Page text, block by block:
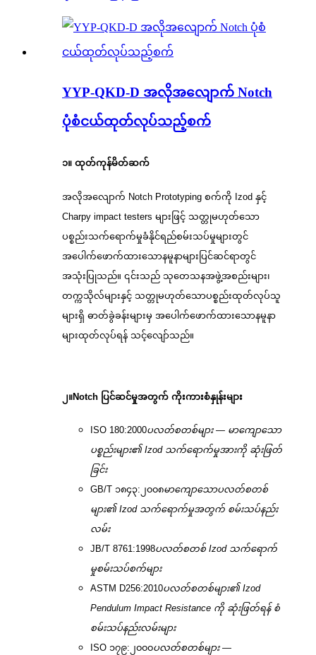
YYP-QKD-D အလိုအလျောက် Notch
ပုံစံငယ်ထုတ်လုပ်သည့်စက်
၁။ ထုတ်ကုန်မိတ်ဆက်
အလိုအလျောက် Notch Prototyping စက်ကို Izod နှင့်
Charpy impact testers များဖြင့် သတ္တုမဟုတ်သော
ပစ္စည်းသက်ရောက်မှုခံနိုင်ရည်စမ်းသပ်မှုများတွင်
အပေါက်ဖောက်ထားသောနမူနာများပြင်ဆင်ရာတွင်
အသုံးပြုသည်။ ၎င်းသည် သုတေသနအဖွဲ့အစည်းများ၊
တက္ကသိုလ်များနှင့် သတ္တုမဟုတ်သောပစ္စည်းထုတ်လုပ်သူ
များရှိ ဓာတ်ခွဲခန်းများမှ အပေါက်ဖောက်ထားသောနမူနာ
များထုတ်လုပ်ရန် သင့်လျော်သည်။
၂။Notch ပြင်ဆင်မှုအတွက် ကိုးကားစံနှုန်းများ
ISO 180:2000ပလတ်စတစ်များ — မာကျောသော
ပစ္စည်းများ၏ Izod သက်ရောက်မှုအားကို ဆုံးဖြတ်
ခြင်း
GB/T ၁၈၄၃:၂၀၀၈မာကျောသောပလတ်စတစ်
များ၏ Izod သက်ရောက်မှုအတွက် စမ်းသပ်နည်း
လမ်း
JB/T 8761:1998ပလတ်စတစ် Izod သက်ရောက်
မှုစမ်းသပ်စက်များ
ASTM D256:2010ပလတ်စတစ်များ၏ Izod
Pendulum Impact Resistance ကို ဆုံးဖြတ်ရန် စံ
စမ်းသပ်နည်းလမ်းများ
ISO ၁၇၉:၂၀၀၀ပလတ်စတစ်များ —